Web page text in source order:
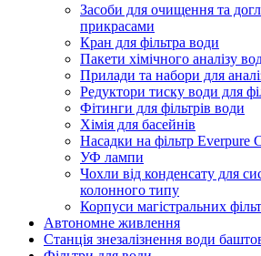
Засоби для очищення та
прикрасами
Кран для фільтра води
Пакети хімічного аналізу
Прилади та набори для
Редуктори тиску води для
Фітинги для фільтрів води
Хімія для басейнів
Насадки на фільтр Everpure
УФ лампи
Чохли від конденсату для
колонного типу
Корпуси магістральних
Автономне живлення
Станція знезалізнення води